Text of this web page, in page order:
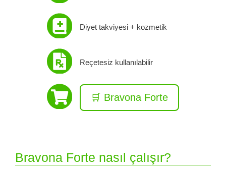
Diyet takviyesi + kozmetik
Reçetesiz kullanılabilir
🛒 Bravona Forte
Bravona Forte nasıl çalışır?